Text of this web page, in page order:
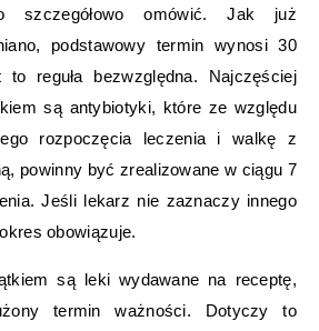
szczegółowo omówić. Jak już
podstawowy termin wynosi 30
reguła bezwzględna. Najczęściej
są antybiotyki, które ze względu
rozpoczęcia leczenia i walkę z
powinny być zrealizowane w ciągu 7
Jeśli lekarz nie zaznaczy innego
obowiązuje.
są leki wydawane na receptę,
termin ważności. Dotyczy to